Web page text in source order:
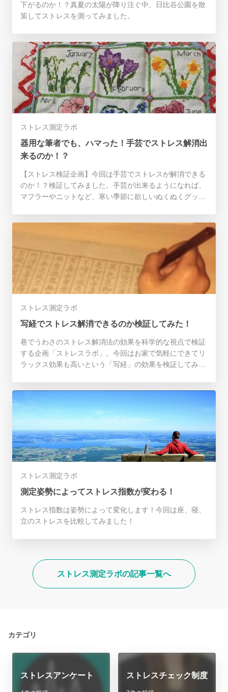
下がるのか！？真夏の太陽が降り注ぐ中、日比谷公園を散
策してストレスを測ってみました。
ストレス測定ラボ
器用な筆者でも、ハマった！手芸でストレス解消出
来るのか！？
【ストレス検証企画】今回は手芸でストレスが解消できる
のか！？検証してみました。手芸が出来るようになれば、
マフラーやニットなど、寒い季節に欲しいぬくぬくグッズ
ストレス測定ラボ
写経でストレス解消できるのか検証してみた！
巷でうわさのストレス解消法の効果を科学的な視点で検証
する企画「ストレスラボ」。今回はお家で気軽にできてリ
ラックス効果も高いという「写経」の効果を検証してみま
ストレス測定ラボ
測定姿勢によってストレス指数が変わる！
ストレス指数は姿勢によって変化します！今回は座、寝、
立のストレスを比較してみました！
ストレス測定ラボの記事一覧へ
カテゴリ
ストレスアンケート ストレスチェック制度